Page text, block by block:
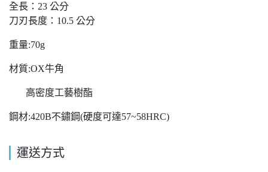
全長：23 公分
刀刃長度：10.5 公分
重量:70g
材質:OX牛角
高密度工藝樹酯
鋼材:420B不鏽鋼(硬度可達57~58HRC)
運送方式